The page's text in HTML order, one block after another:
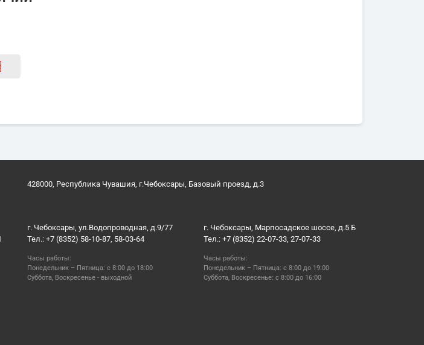
428000, Республика Чувашия, г.Чебоксары, Базовый проезд, д.3
г. Чебоксары, ул.Водопроводная, д.9/77
Тел.: +7 (8352) 58-10-87, 58-03-64
Часы работы:
Понедельник – Пятница: с 8:00 до 18:00
Суббота, Воскресенье - выходной
г. Чебоксары, Марпосадское шоссе, д.5 Б
Тел.: +7 (8352) 22-07-33, 27-07-33
Часы работы:
Понедельник – Пятница: с 8:00 до 19:00
Суббота, Воскресенье: с 8:00 до 16:00